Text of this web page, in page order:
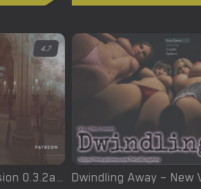
4.7
Empress Game – New Version 0.3.2a [Koyot Genius]